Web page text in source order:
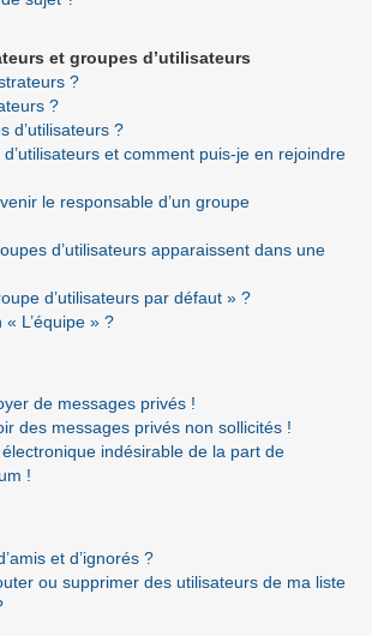
et groupes d’utilisateurs
?
?
d’utilisateurs ?
et comment puis-je en rejoindre
le responsable d’un groupe
d’utilisateurs apparaissent dans une
d’utilisateurs par défaut » ?
« L’équipe » ?
de messages privés !
des messages privés non sollicités !
indésirable de la part de
!
et d’ignorés ?
ou supprimer des utilisateurs de ma liste